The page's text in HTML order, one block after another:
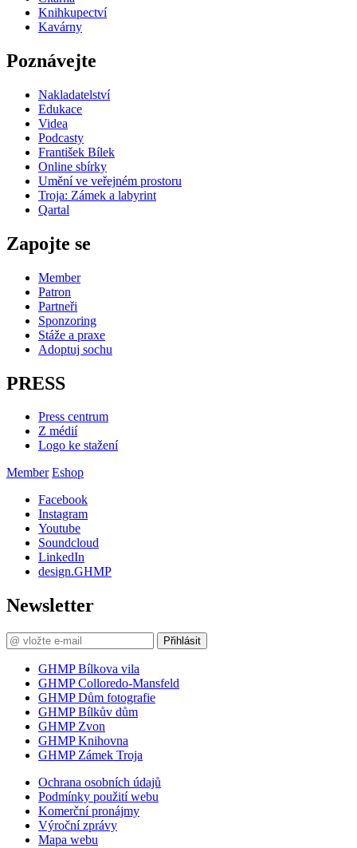
Knihkupectví
Kavárny
Poznávejte
Nakladatelství
Edukace
Videa
Podcasty
František Bílek
Online sbírky
Umění ve veřejném prostoru
Troja: Zámek a labyrint
Qartal
Zapojte se
Member
Patron
Partneři
Sponzoring
Stáže a praxe
Adoptuj sochu
PRESS
Press centrum
Z médií
Logo ke stažení
Member Eshop
Facebook
Instagram
Youtube
Soundcloud
LinkedIn
design.GHMP
Newsletter
Přihlásit
GHMP Bílkova vila
GHMP Colloredo-Mansfeld
GHMP Dům fotografie
GHMP Bílkův dům
GHMP Zvon
GHMP Knihovna
GHMP Zámek Troja
Ochrana osobních údajů
Podmínky použití webu
Komerční pronájmy
Výroční zprávy
Mapa webu